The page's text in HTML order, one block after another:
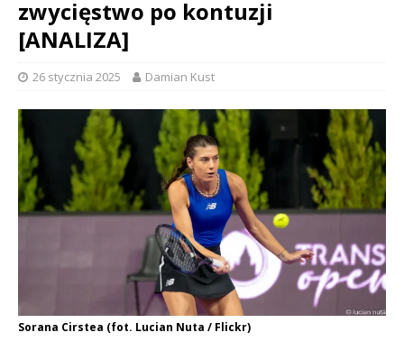
zwycięstwo po kontuzji
[ANALIZA]
26 stycznia 2025 Damian Kust
Sorana Cirstea (fot. Lucian Nuta / Flickr)